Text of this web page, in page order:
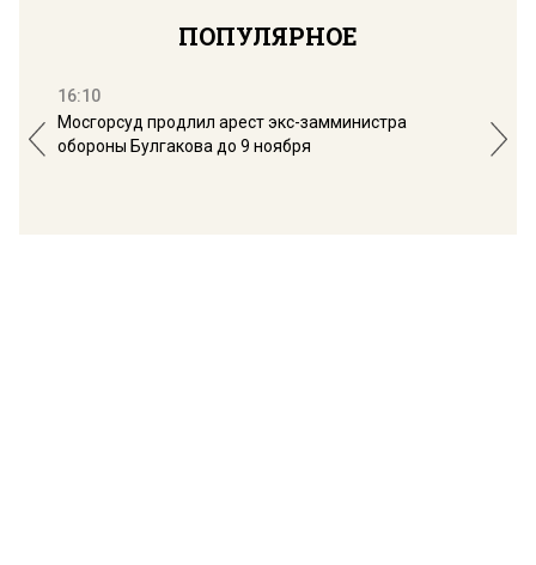
ПОПУЛЯРНОЕ
16:10
Мосгорсуд продлил арест экс-замминистра
обороны Булгакова до 9 ноября